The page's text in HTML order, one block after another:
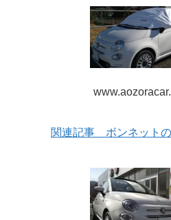
関連記事 ボンネット